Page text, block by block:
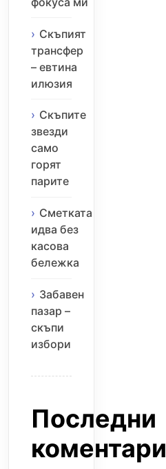
Скъпият
трансфер
– евтина
илюзия
Скъпите
звезди
само
горят
парите
Сметката
идва без
касова
бележка
Забавен
пазар –
скъпи
избори
Последни
коментари